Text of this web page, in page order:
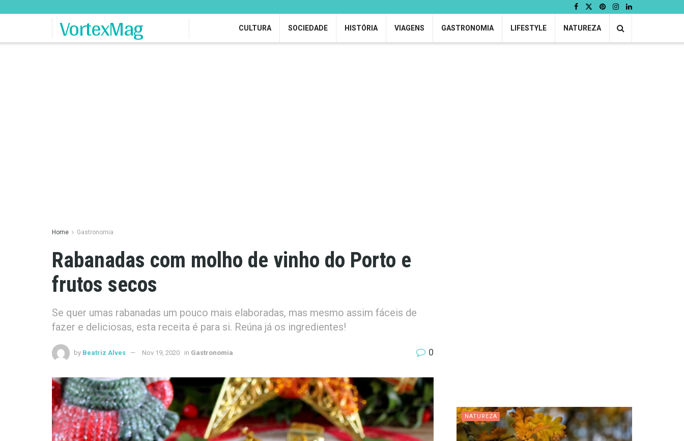
VortexMag CULTURA SOCIEDADE HISTÓRIA VIAGENS GASTRONOMIA LIFESTYLE NATUREZA
Home Gastronomia
Rabanadas com molho de vinho do Porto e
frutos secos
Se quer umas rabanadas um pouco mais elaboradas, mas mesmo assim fáceis de
fazer e deliciosas, esta receita é para si. Reúna já os ingredientes!
by Beatriz Alves Nov 19, 2020 in Gastronomia 0
NATUREZA